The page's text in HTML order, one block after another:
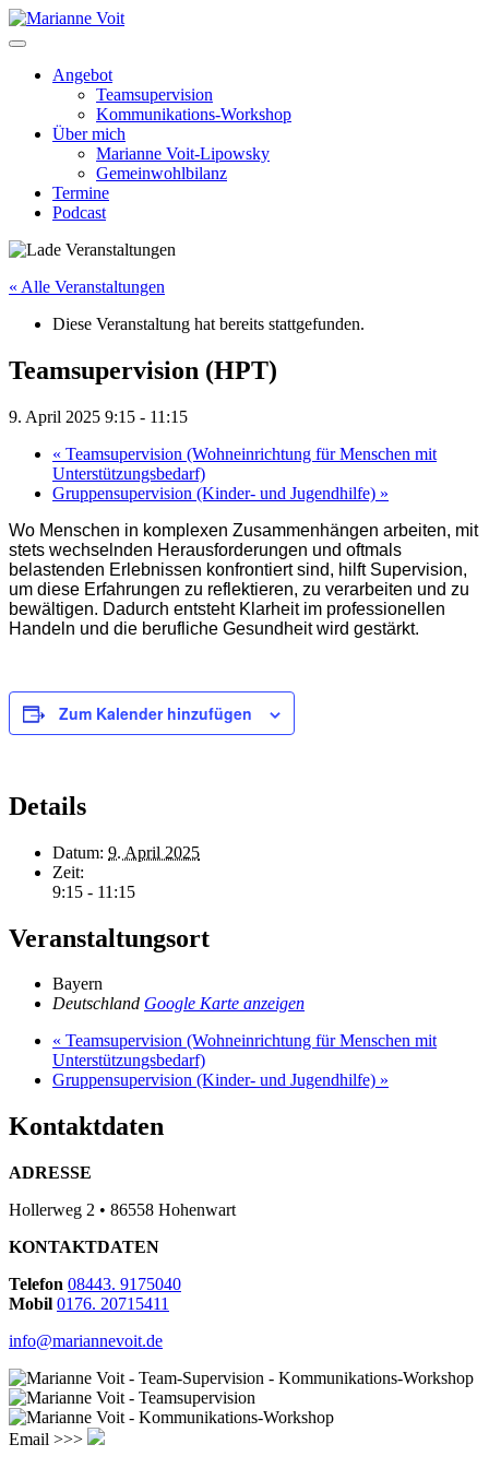
Skip
to
Angebot
Teamsupervision
Kommunikations-Workshop
Über mich
Marianne Voit-Lipowsky
Gemeinwohlbilanz
Termine
Podcast
« Alle Veranstaltungen
Diese Veranstaltung hat bereits stattgefunden.
Teamsupervision (HPT)
9. April 2025 9:15 - 11:15
« Teamsupervision (Wohneinrichtung für Menschen mit
Unterstützungsbedarf)
Gruppensupervision (Kinder- und Jugendhilfe) »
Wo Menschen in komplexen Zusammenhängen arbeiten, mit
stets wechselnden Herausforderungen und oftmals
belastenden Erlebnissen konfrontiert sind, hilft Supervision,
um diese Erfahrungen zu reflektieren, zu verarbeiten und zu
bewältigen. Dadurch entsteht Klarheit im professionellen
Handeln und die berufliche Gesundheit wird gestärkt.
Zum Kalender hinzufügen
Details
Datum: 9. April 2025
Zeit:
9:15 - 11:15
Veranstaltungsort
Bayern
Deutschland Google Karte anzeigen
« Teamsupervision (Wohneinrichtung für Menschen mit
Unterstützungsbedarf)
Gruppensupervision (Kinder- und Jugendhilfe) »
Kontaktdaten
ADRESSE
Hollerweg 2 • 86558 Hohenwart
KONTAKTDATEN
Telefon 08443. 9175040
Mobil 0176. 20715411
info@mariannevoit.de
Email >>>